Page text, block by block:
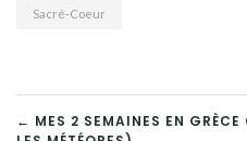
Sacré-Coeur
← MES 2 SEMAINES EN